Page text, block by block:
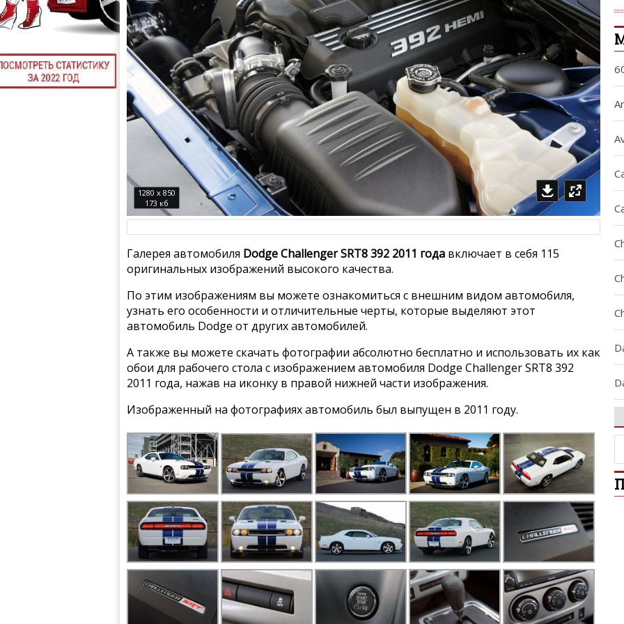
1280 x 850
173 кб
Галерея автомобиля Dodge Challenger SRT8 392 2011 года включает в себя 115
оригинальных изображений высокого качества.
По этим изображениям вы можете ознакомиться с внешним видом автомобиля,
узнать его особенности и отличительные черты, которые выделяют этот
автомобиль Dodge от других автомобилей.
А также вы можете скачать фотографии абсолютно бесплатно и использовать их как
обои для рабочего стола с изображением автомобиля Dodge Challenger SRT8 392
2011 года, нажав на иконку в правой нижней части изображения.
Изображенный на фотографиях автомобиль был выпущен в 2011 году.